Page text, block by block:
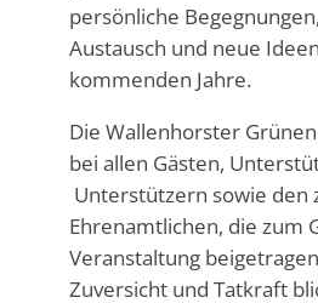
persönliche
Austausch und neue
kommenden Jahre.
Die Wallenhorster
bei allen Gästen,
Unterstützern sowie den
Ehrenamtlichen, die zum
Veranstaltung
Zuversicht und Tatkraft